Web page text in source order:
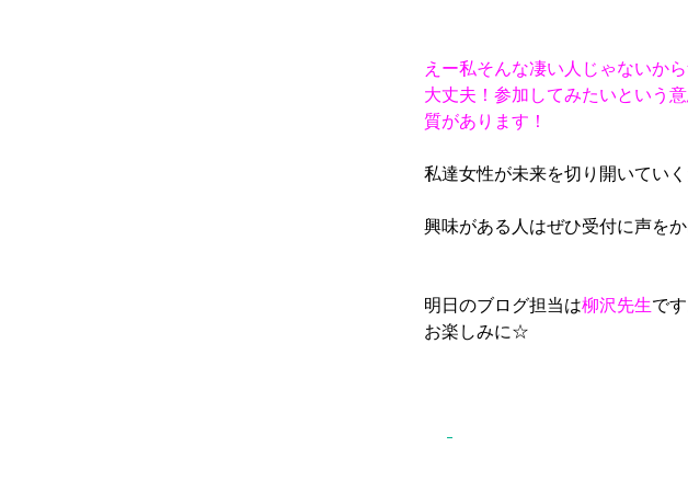
えー私そんな凄い人じゃないか
大丈夫！参加してみたいという
質があります！
私達女性が未来を切り開いてい
興味がある人はぜひ受付に声をか
明日のブログ担当は柳沢先生です
お楽しみに☆